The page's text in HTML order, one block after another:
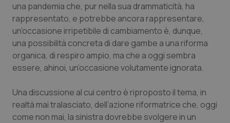
Piemonte
Provincia Autonoma di Bolzano
Provincia Autonoma di Trento
Puglia
Sardegna
HIV
Infezioni & Febbre
Ipertensione & Scompenso
Malattie rare
Malattia di Crohn & Rettocolite Ulcerosa
una pandemia che, pur nella sua drammaticità, ha
rappresentato, e potrebbe ancora rappresentare,
un’occasione irripetibile di cambiamento è, dunque,
una possibilità concreta di dare gambe a una riforma
organica, di respiro ampio, ma che a oggi sembra
essere, ahinoi, un’occasione volutamente ignorata.
Una discussione al cui centro è riproposto il tema, in
realtà mai tralasciato, dell’azione riformatrice che, oggi
come non mai, la sinistra dovrebbe svolgere in un